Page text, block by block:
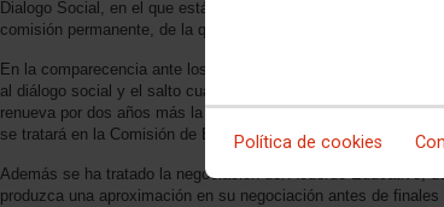
Política de cookies
Dialogo Social, en el que están presentes sindicatos,
comisión permanente, de la que saldrán las diferentes mesas
En la comparecencia ante los medios, el secretario general de
al diálogo social y el salto cualitativo que supone la creación
renueva por dos años más la Estrategia Madrid por el
se tratará en la Comisión de Empleo y Formación.
Además se ha tratado la negociación del Acuerdo Educativo,
produzca una aproximación en su negociación antes de finales